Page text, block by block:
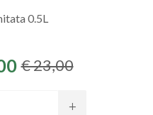
0.5L
€ 23,00